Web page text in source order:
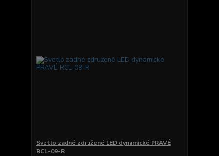
Svetlo zadné združené LED dynamické PRAVÉ
RCL-09-R